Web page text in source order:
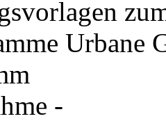
Urbane
-